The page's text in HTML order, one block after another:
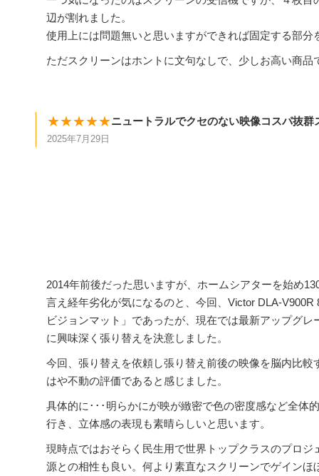
辺が割れました。
使用上には問題無いと思いますができれば固定する部
ただスクリーンはホントに文句なしで、少しお高い商品
★★★★★ニュートラルでクセのない映像コスパ抜群
2025年7月29日
2014年前後だった思いますが、ホームシアターを始め
言え経年劣化が気になるのと、今回、Victor DLA-
ビジョンマット」であったが、現在では最新アップグ
に興味深く張り替えを決意しました。
今回、張り替えを依頼し張り替え前後の映像を脳内比
はや不動の評価であると感じました。
具体的に･･･明らかにが映が緻密で色の密度感など全
行き、立体感の表現も素晴らしいと思います。
現時点ではおそらく民生用で世界トップクラスのプロ
源との相性も良い。何より素直なスクリーンでゲイン